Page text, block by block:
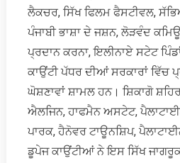
ਲੈਕਚਰ, ਸਿੱਖ ਫਿਲਮ ਫੈਸਟੀਵਲ,
ਪੰਜਾਬੀ ਭਾਸ਼ਾ ਦੇ ਜਸ਼ਨ, ਲੋੜਵੰਦ
ਪ੍ਰਦਾਨ ਕਰਨਾ, ਇਲੀਨਾਏ ਸਟੇਟ
ਕਾਉਂਟੀ ਪੱਧਰ ਦੀਆਂ ਸਰਕਾਰਾਂ ਵਿੱਚ
ਘੋਸ਼ਣਾਵਾਂ ਸ਼ਾਮਲ ਹਨ। ਸ਼ਿਕਾਗੋ
ਐਲਜਿਨ, ਹਾਫਮੈਨ ਅਸਟੇਟ,
ਪਾਰਕ, ਹੈਨੋਵਰ ਟਾਊਨਸ਼ਿਪ,
ਡੂਪੇਜ ਕਾਉਂਟੀਆਂ ਨੇ ਇਸ ਸਿੱਖ